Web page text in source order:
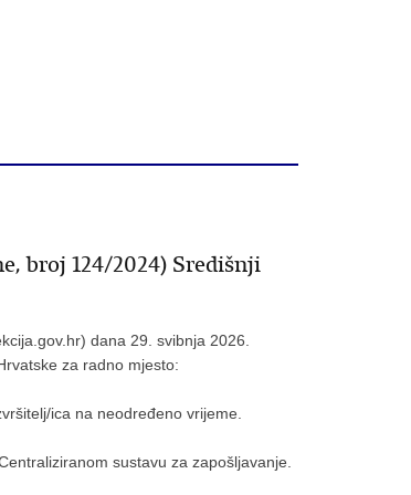
broj 124/2024) Središnji
dana 29. svibnja 2026.
za radno mjesto:
ica na neodređeno vrijeme.
sustavu za zapošljavanje.